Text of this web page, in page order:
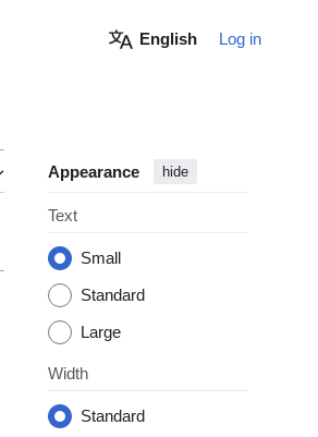
English Log in
Appearance hide
Text
Small
Standard
Large
Width
Standard